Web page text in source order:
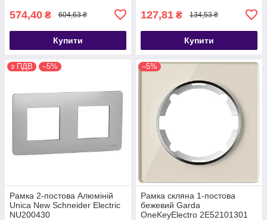
574,40 ₴ 604,63 ₴
Купити
127,81 ₴ 134,53 ₴
Купити
з ПДВ –5%
Рамка 2-постова Алюміній
Unica New Schneider Electric
NU200430
–5%
Рамка скляна 1-постова
бежевий Garda
OneKeyElectro 2E52101301